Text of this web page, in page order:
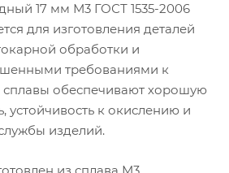
17 мм М3 ГОСТ 1535-2006
для изготовления деталей
обработки и
требованиями к
обеспечивают хорошую
устойчивость к окислению и
изделий.